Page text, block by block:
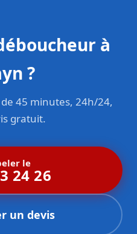
à
?
45 minutes, 24h/24,
gratuit.
le
24 26
un devis